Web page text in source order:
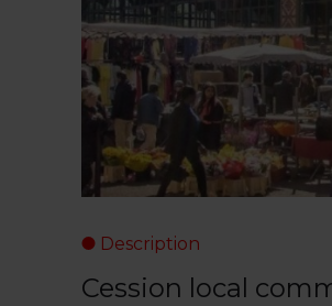
Description
Cession local